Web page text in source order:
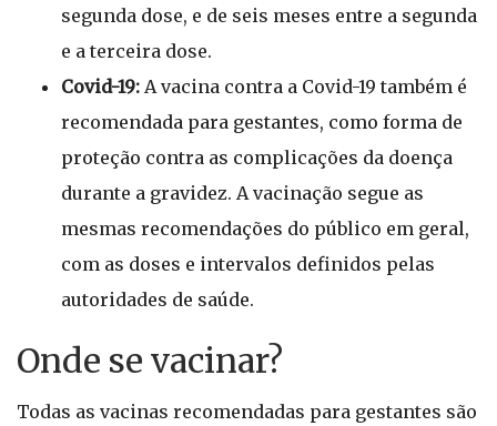
segunda dose, e de seis meses entre a segunda
e a terceira dose.
Covid-19: A vacina contra a Covid-19 também é
recomendada para gestantes, como forma de
proteção contra as complicações da doença
durante a gravidez. A vacinação segue as
mesmas recomendações do público em geral,
com as doses e intervalos definidos pelas
autoridades de saúde.
Onde se vacinar?
Todas as vacinas recomendadas para gestantes são